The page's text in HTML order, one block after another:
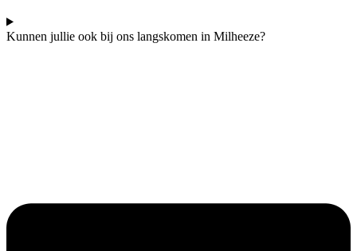
Kunnen jullie ook bij ons langskomen in Milheeze?